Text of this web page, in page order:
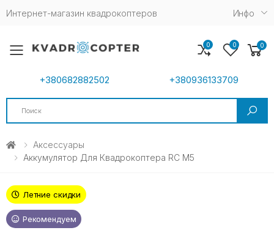
Интернет-магазин квадрокоптеров Инфо
Toggle mobile menu
+380682882502 +380936133709
Search
0 0 0
Аксессуары
Аккумулятор Для Квадрокоптера RC M5
Летние скидки
Рекомендуем